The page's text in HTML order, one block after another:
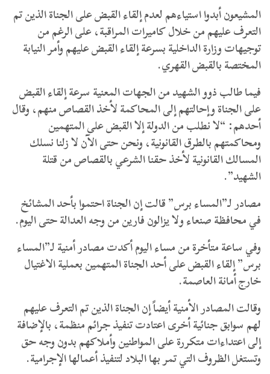
المشيعون أبدوا استياءهم لعدم إلقاء القبض على الجناة الذين تم
التعرف عليهم من خلال كاميرات المراقبة، على الرغم من
توجيهات وزارة الداخلية بسرعة إلقاء القبض عليهم وأمر النيابة
المختصة بالقبض القهري.
فيما طالب ذوو الشهيد من الجهات المعنية سرعة إلقاء القبض
على الجناة وإحالتهم إلى المحاكمة لأخذ القصاص منهم، وقال
أحدهم: “لا نطلب من الدولة إلا القبض على المتهمين
ومحاكمتهم بالطرق القانونية، ونحن حتى الآن لا زلنا نسلك
المسالك القانونية لأخذ حقنا الشرعي بالقصاص من قتلة
الشهيد”.
مصادر لـ”المساء برس” قالت إن الجناة احتموا بأحد المشائخ
في محافظة صنعاء ولا يزالون فارين من وجه العدالة حتى اليوم.
وفي ساعة متأخرة من مساء اليوم أكدت مصادر أمنية لـ”المساء
برس” إلقاء القبض على أحد الجناة المتهمين بعملية الاغتيال
خارج أمانة العاصمة.
وقالت المصادر الأمنية أيضاً إن الجناة الذين تم التعرف عليهم
لهم سوابق جنائية أخرى اعتادت تنفيذ جرائم منظمة، بالإضافة
إلى اعتداءات متكررة على المواطنين وأملاكهم بدون وجه حق
وتستغل الظروف التي تمر بها البلاد لتنفيذ أعمالها الإجرامية.